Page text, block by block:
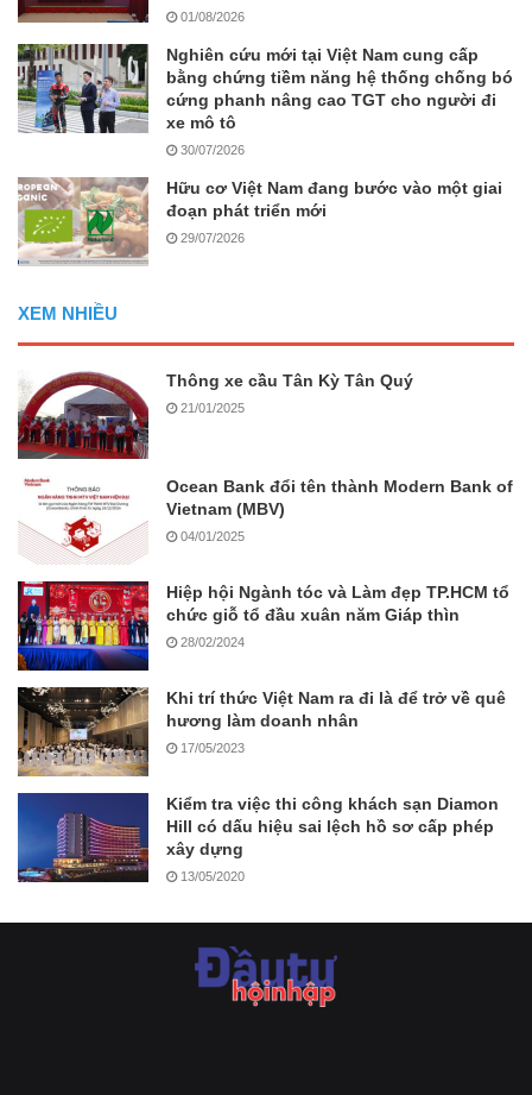
01/08/2026
Nghiên cứu mới tại Việt Nam cung cấp
bằng chứng tiềm năng hệ thống chống bó
cứng phanh nâng cao TGT cho người đi
xe mô tô
30/07/2026
Hữu cơ Việt Nam đang bước vào một giai
đoạn phát triển mới
29/07/2026
XEM NHIỀU
Thông xe cầu Tân Kỳ Tân Quý
21/01/2025
Ocean Bank đổi tên thành Modern Bank of
Vietnam (MBV)
04/01/2025
Hiệp hội Ngành tóc và Làm đẹp TP.HCM tổ
chức giỗ tổ đầu xuân năm Giáp thìn
28/02/2024
Khi trí thức Việt Nam ra đi là để trở về quê
hương làm doanh nhân
17/05/2023
Kiểm tra việc thi công khách sạn Diamon
Hill có dấu hiệu sai lệch hồ sơ cấp phép
xây dựng
13/05/2020